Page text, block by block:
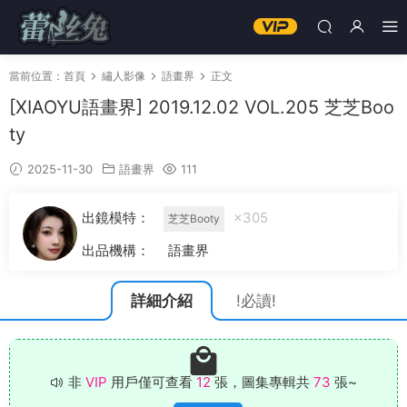
當前位置： 首頁 繡人影像 語畫界 正文
[XIAOYU語畫界] 2019.12.02 VOL.205 芝芝Boo
ty
2025-11-30 語畫界 111
出鏡模特： 芝芝Booty
×305
出品機構：
語畫界
詳細介紹 !必讀!
非 VIP 用戶僅可查看 12 張，圖集專輯共 73 張~